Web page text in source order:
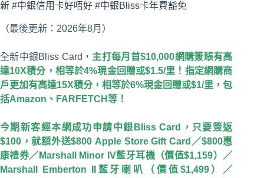
新 #中銀信用卡好唔好 #中銀Bliss卡年費豁免
（最後更新：2026年8月）
全新中銀Bliss Card， 主打每月首$10,000網購簽賬有高
達10X積分，相等於4%現金回贈或$1.5/里！指定網購商
戶更加有高達15X積分，相等於6%現金回贈或$1/里，包
括Amazon、FARFETCH等！
今期新客經本網成功申請中銀Bliss Card，只要簽返
$100，就額外送$800 Apple Store Gift Card／$800惠
康禮券／Marshall Minor IV藍牙耳機（價值$1,159）／
Marshall Emberton II藍牙喇叭（價值$1,499）／